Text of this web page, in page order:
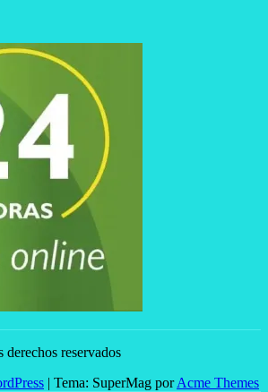
reservados
| Tema: SuperMag porAcme Themes